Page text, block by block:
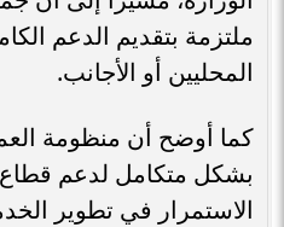
ملتزمة بتقديم الدعم
المحليين أو الأجانب.
كما أوضح أن منظومة
بشكل متكامل لدعم قطاع
الاستمرار في تطوير